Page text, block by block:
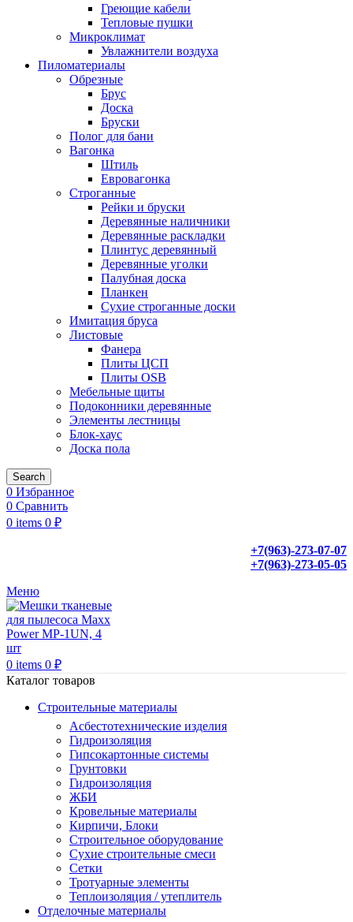
Греющие кабели
Тепловые пушки
Микроклимат
Увлажнители воздуха
Пиломатериалы
Обрезные
Брус
Доска
Бруски
Полог для бани
Вагонка
Штиль
Евровагонка
Строганные
Рейки и бруски
Деревянные наличники
Деревянные раскладки
Плинтус деревянный
Деревянные уголки
Палубная доска
Планкен
Сухие строганные доски
Имитация бруса
Листовые
Фанера
Плиты ЦСП
Плиты OSB
Мебельные щиты
Подоконники деревянные
Элементы лестницы
Блок-хаус
Доска пола
Search
0 Избранное
0 Сравнить
0 items 0 ₽
+7(963)-273-07-07
+7(963)-273-05-05
Меню
0 items 0 ₽
Каталог товаров
Строительные материалы
Асбестотехнические изделия
Гидроизоляция
Гипсокартонные системы
Грунтовки
Гидроизоляция
ЖБИ
Кровельные материалы
Кирпичи, Блоки
Строительное оборудование
Сухие строительные смеси
Сетки
Тротуарные элементы
Теплоизоляция / утеплитель
Отделочные материалы